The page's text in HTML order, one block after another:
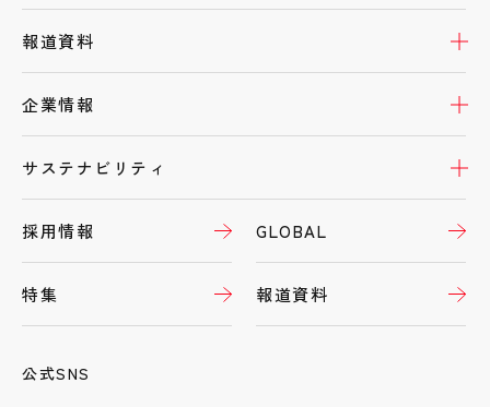
報道資料
企業情報
サステナビリティ
採用情報 GLOBAL
特集 報道資料
公式SNS